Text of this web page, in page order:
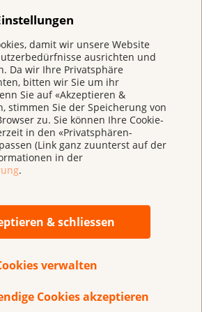
damit wir unsere Website
ausrichten und
Da wir Ihre Privatsphäre
bitten wir Sie um ihr
Sie auf «Akzeptieren &
stimmen Sie der Speicherung von
zu. Sie können Ihre Cookie-
in den «Privatsphären-
(Link ganz zuunterst auf der
in der
.
& schliessen
verwalten
Cookies akzeptieren
Oncosuisse. Er bleibt als
umfassendes Wissen im
auch in Zukunft einbringen
unterstützt und informiert
und deren Angehörige. Sie setzt
und Früherkennung von
nationaler Verband besteht sie
und regionalen Krebsligen sowie
der Krebsliga Schweiz. Sie ist
Spenden finanzierte